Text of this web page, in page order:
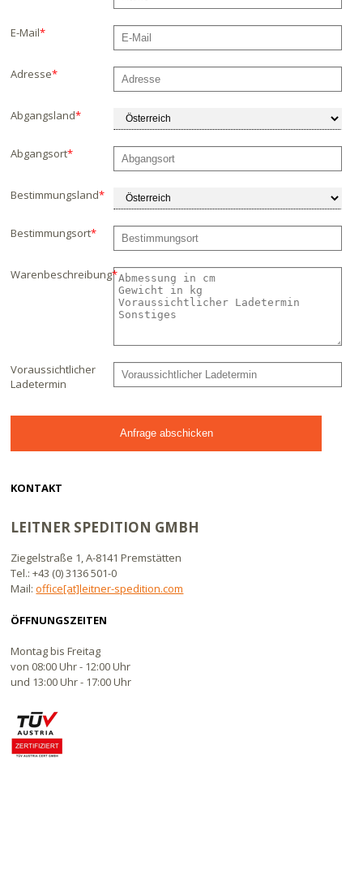
E-Mail*
Adresse*
Abgangsland*
Abgangsort*
Bestimmungsland*
Bestimmungsort*
Warenbeschreibung*
Voraussichtlicher
Ladetermin
KONTAKT
LEITNER SPEDITION GMBH
Ziegelstraße 1, A-8141 Premstätten
Tel.: +43 (0) 3136 501-0
Mail:office[at]leitner-spedition.com
ÖFFNUNGSZEITEN
Montag bis Freitag
von 08:00 Uhr - 12:00 Uhr
und 13:00 Uhr - 17:00 Uhr